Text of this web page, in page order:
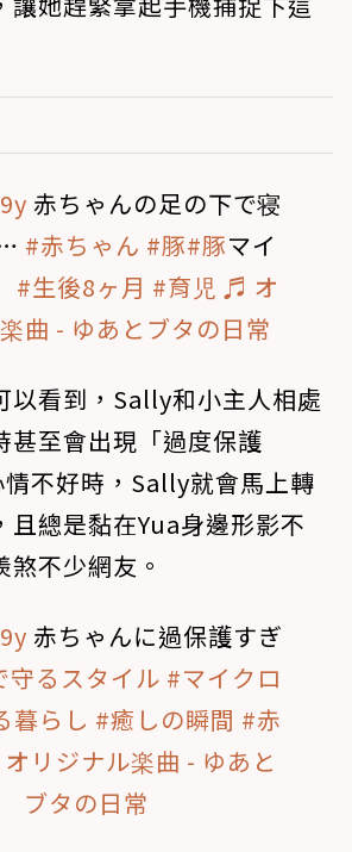
赤ちゃんの足の下で寝
#赤ちゃん #豚#豚マイ
#生後8ヶ月 #育児 ♬ オ
曲 - ゆあとブタの日常
以看到，Sally和小主人相處
甚至會出現「過度保護
不好時，Sally就會馬上轉
且總是黏在Yua身邊形影不
不少網友。
赤ちゃんに過保護すぎ
守るスタイル #マイクロ
暮らし #癒しの瞬間 #赤
リジナル楽曲 - ゆあと
ブタの日常